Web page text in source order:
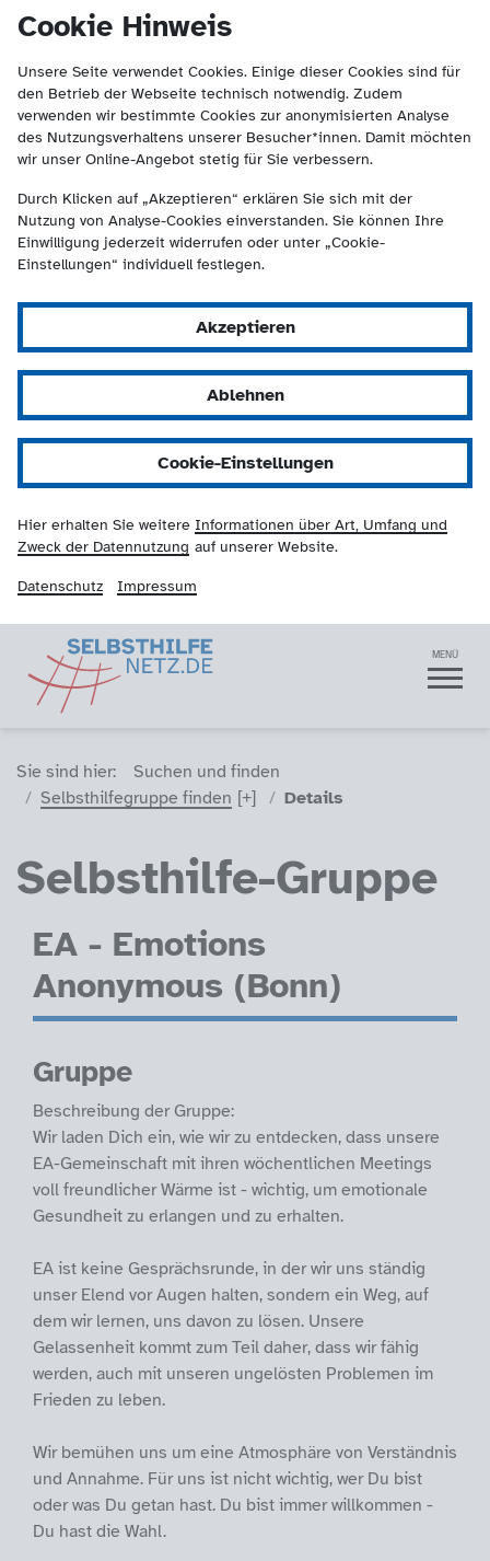
Cookie Hinweis
Unsere Seite verwendet Cookies. Einige dieser Cookies sind für
den Betrieb der Webseite technisch notwendig. Zudem
verwenden wir bestimmte Cookies zur anonymisierten Analyse
des Nutzungsverhaltens unserer Besucher*innen. Damit möchten
wir unser Online-Angebot stetig für Sie verbessern.
Durch Klicken auf „Akzeptieren“ erklären Sie sich mit der
Nutzung von Analyse-Cookies einverstanden. Sie können Ihre
Einwilligung jederzeit widerrufen oder unter „Cookie-
Einstellungen“ individuell festlegen.
Akzeptieren
Ablehnen
Cookie-Einstellungen
Hier erhalten Sie weitere Informationen über Art, Umfang und
Zweck der Datennutzung auf unserer Website.
Datenschutz Impressum
Selbsthilfenetz
springen
(Kontakt und Suche) springen.
Navigation MENÜ
Sie sind hier (Breadcrumb)
Sie sind hier:
Suchen und finden
Selbsthilfegruppe finden
Details
Selbsthilfe-Gruppe
EA - Emotions
Anonymous (Bonn)
Gruppe
Beschreibung der Gruppe:
Wir laden Dich ein, wie wir zu entdecken, dass unsere
EA-Gemeinschaft mit ihren wöchentlichen Meetings
voll freundlicher Wärme ist - wichtig, um emotionale
Gesundheit zu erlangen und zu erhalten.
EA ist keine Gesprächsrunde, in der wir uns ständig
unser Elend vor Augen halten, sondern ein Weg, auf
dem wir lernen, uns davon zu lösen. Unsere
Gelassenheit kommt zum Teil daher, dass wir fähig
werden, auch mit unseren ungelösten Problemen im
Frieden zu leben.
Wir bemühen uns um eine Atmosphäre von Verständnis
und Annahme. Für uns ist nicht wichtig, wer Du bist
oder was Du getan hast. Du bist immer willkommen -
Du hast die Wahl.